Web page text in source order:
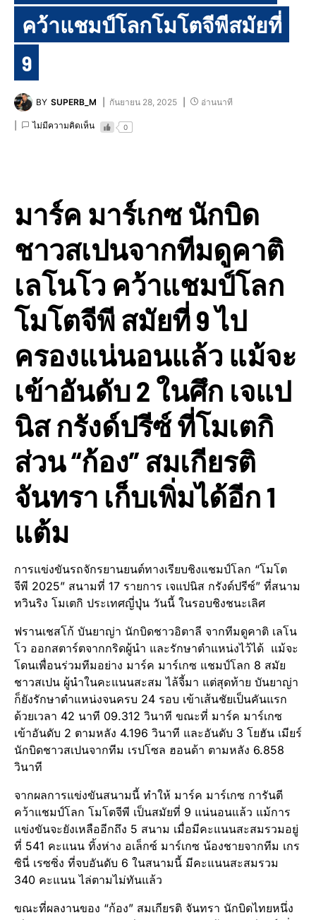
คว้าแชมป์โลกโมโตจีพีสมัยที่
9
BY SUPERB_M กันยายน 28, 2025 อ่านนาที
ไม่มีความคิดเห็น 0
มาร์ค มาร์เกซ นักบิด
ชาวสเปนจากทีมดูคาติ
เลโนโว คว้าแชมป์โลก
โมโตจีพี สมัยที่ 9 ไป
ครองแน่นอนแล้ว แม้จะ
เข้าอันดับ 2 ในศึก เจแป
นิส กรังด์ปรีซ์ ที่โมเตกิ
ส่วน “ก้อง” สมเกียรติ
จันทรา เก็บเพิ่มได้อีก 1
แต้ม
การแข่งขันรถจักรยานยนต์ทางเรียบชิงแชมป์โลก “โมโต
จีพี 2025” สนามที่ 17 รายการ เจแปนิส กรังด์ปรีซ์” ที่สนาม
ทวินริง โมเตกิ ประเทศญี่ปุุ่น วันนี้ ในรอบชิงชนะเลิศ
ฟรานเชสโก้ บันยาญ่า นักบิดชาวอิตาลี จากทีมดูคาติ เลโน
โว ออกสตาร์ตจากกริดผู้นำ และรักษาตำแหน่งไว้ได้ แม้จะ
โดนเพื่อนร่วมทีมอย่าง มาร์ค มาร์เกซ แชมป์โลก 8 สมัย
ชาวสเปน ผู้นำในคะแนนสะสม ไล้จี้มา แต่สุดท้าย บันยาญ่า
ก็ยังรักษาตำแหน่งจนครบ 24 รอบ เข้าเส้นชัยเป็นคันแรก
ด้วยเวลา 42 นาที 09.312 วินาที ขณะที่ มาร์ค มาร์เกซ
เข้าอันดับ 2 ตามหลัง 4.196 วินาที และอันดับ 3 โยฮัน เมียร์
นักบิดชาวสเปนจากทีม เรปโซล ฮอนด้า ตามหลัง 6.858
วินาที
จากผลการแข่งขันสนามนี้ ทำให้ มาร์ค มาร์เกซ การันตี
คว้าแชมป์โลก โมโตจีพี เป็นสมัยที่ 9 แน่นอนแล้ว แม้การ
แข่งขันจะยังเหลืออีกถึง 5 สนาม เมื่อมีคะแนนสะสมรวมอยู่
ที่ 541 คะแนน ทิ้งห่าง อเล็กซ์ มาร์เกซ น้องชายจากทีม เกร
ซินี่ เรซซิ่ง ที่จบอันดับ 6 ในสนามนี้ มีคะแนนสะสมรวม
340 คะแนน ไล่ตามไม่ทันแล้ว
ขณะที่ผลงานของ “ก้อง” สมเกียรติ จันทรา นักบิดไทยหนึ่ง